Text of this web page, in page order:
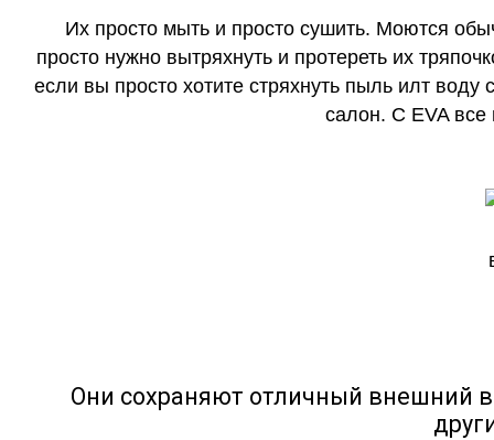
Их просто мыть и просто сушить. Моются
просто нужно вытряхнуть и протереть их
если вы просто хотите стряхнуть пыль илт воду
салон. С EVA все
Они сохраняют отличный внешний